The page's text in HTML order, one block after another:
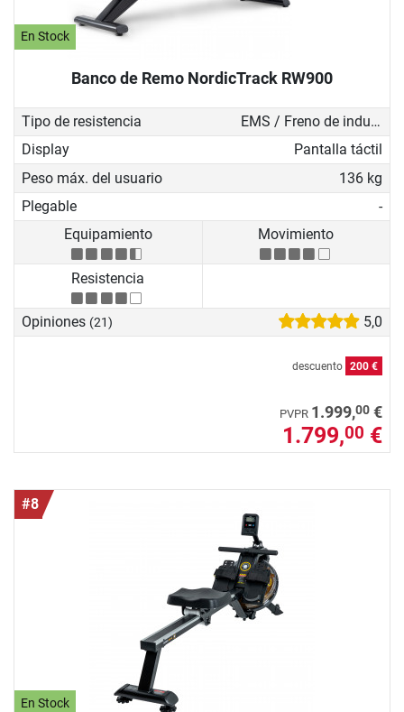
En Stock
Banco de Remo NordicTrack RW900
Tipo de resistencia
EMS / Freno de inducción
Display
Pantalla táctil
Peso máx. del usuario
136 kg
Plegable
-
Equipamiento
Movimiento
Resistencia
Opiniones (21) 5,0
descuento 200 €
PVPR 1.999,00 €
1.799,00 €
#8
En Stock